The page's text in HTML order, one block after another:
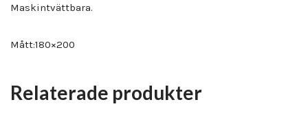
Maskintvättbara.
Mått:180×200
Relaterade produkter